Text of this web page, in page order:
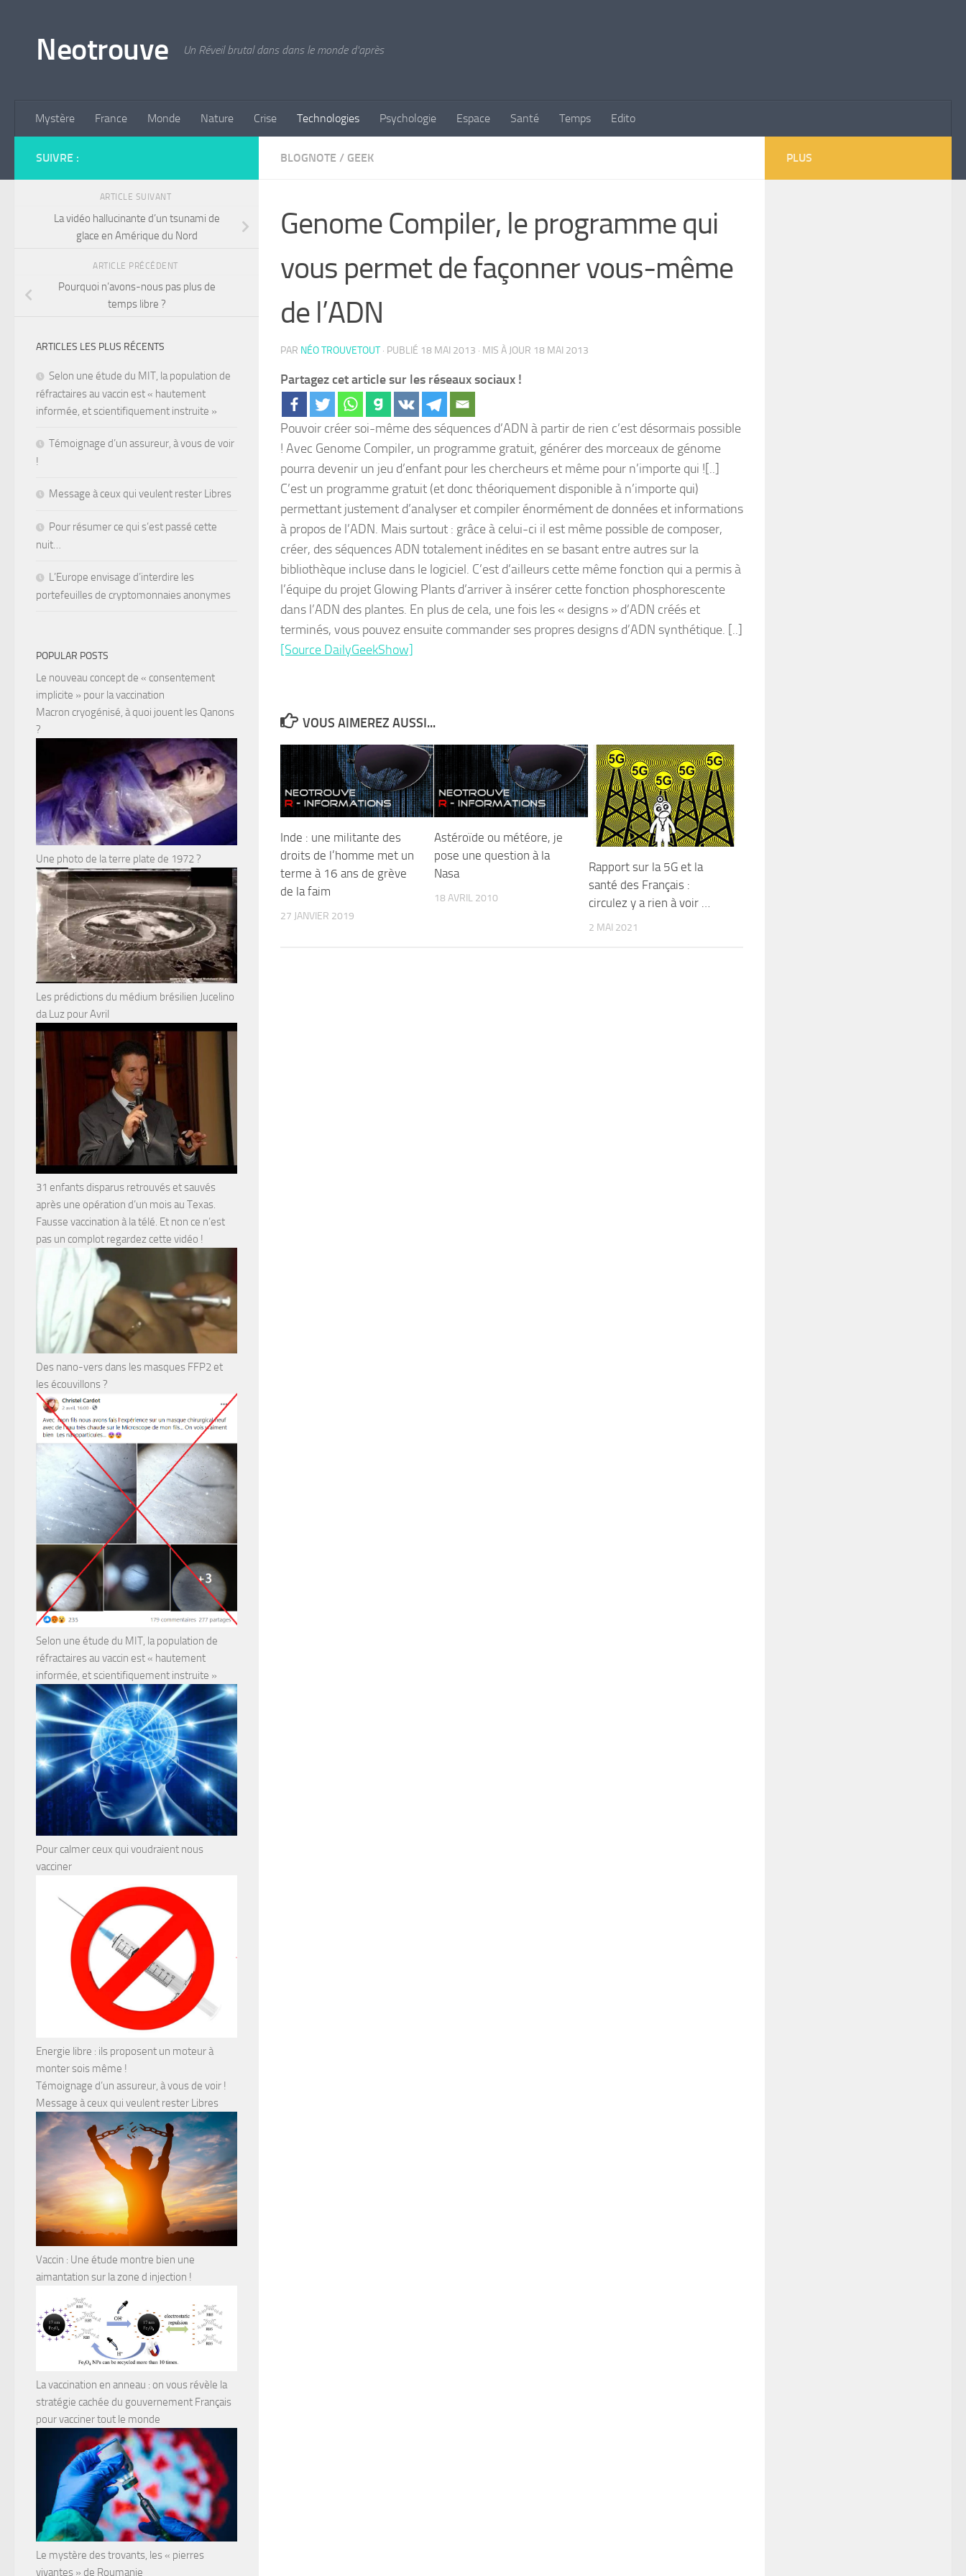
Neotrouve Un Réveil brutal dans dans le monde d'après
Mystère France Monde Nature Crise Technologies Psychologie Espace Santé Temps Edito
BLOGNOTE / GEEK
Genome Compiler, le programme qui
vous permet de façonner vous-même
de l’ADN
PAR NÉO TROUVETOUT · PUBLIÉ 18 MAI 2013 · MIS À JOUR 18 MAI 2013
Partagez cet article sur les réseaux sociaux !
Pouvoir créer soi-même des séquences d’ADN à partir de rien c’est désormais possible
! Avec Genome Compiler, un programme gratuit, générer des morceaux de génome
pourra devenir un jeu d’enfant pour les chercheurs et même pour n’importe qui ![..]
C’est un programme gratuit (et donc théoriquement disponible à n’importe qui)
permettant justement d’analyser et compiler énormément de données et informations
à propos de l’ADN. Mais surtout : grâce à celui-ci il est même possible de composer,
créer, des séquences ADN totalement inédites en se basant entre autres sur la
bibliothèque incluse dans le logiciel. C’est d’ailleurs cette même fonction qui a permis à
l’équipe du projet Glowing Plants d’arriver à insérer cette fonction phosphorescente
dans l’ADN des plantes. En plus de cela, une fois les « designs » d’ADN créés et
terminés, vous pouvez ensuite commander ses propres designs d’ADN synthétique. [..]
[Source DailyGeekShow]
VOUS AIMEREZ AUSSI...
Inde : une militante des
droits de l’homme met un
terme à 16 ans de grève
de la faim
27 JANVIER 2019
Astéroïde ou météore, je
pose une question à la
Nasa
18 AVRIL 2010
Rapport sur la 5G et la
santé des Français :
circulez y a rien à voir …
2 MAI 2021
SUIVRE :
ARTICLE SUIVANT
La vidéo hallucinante d’un tsunami de
glace en Amérique du Nord
ARTICLE PRÉCÉDENT
Pourquoi n’avons-nous pas plus de
temps libre ?
ARTICLES LES PLUS RÉCENTS
Selon une étude du MIT, la population de
réfractaires au vaccin est « hautement
informée, et scientifiquement instruite »
Témoignage d’un assureur, à vous de voir
!
Message à ceux qui veulent rester Libres
Pour résumer ce qui s’est passé cette
nuit…
L’Europe envisage d’interdire les
portefeuilles de cryptomonnaies anonymes
POPULAR POSTS
Le nouveau concept de « consentement
implicite » pour la vaccination
Macron cryogénisé, à quoi jouent les Qanons
?
Une photo de la terre plate de 1972 ?
Les prédictions du médium brésilien Jucelino
da Luz pour Avril
31 enfants disparus retrouvés et sauvés
après une opération d’un mois au Texas.
Fausse vaccination à la télé. Et non ce n’est
pas un complot regardez cette vidéo !
Des nano-vers dans les masques FFP2 et
les écouvillons ?
Selon une étude du MIT, la population de
réfractaires au vaccin est « hautement
informée, et scientifiquement instruite »
Pour calmer ceux qui voudraient nous
vacciner
Energie libre : ils proposent un moteur à
monter sois même !
Témoignage d’un assureur, à vous de voir !
Message à ceux qui veulent rester Libres
Vaccin : Une étude montre bien une
aimantation sur la zone d injection !
La vaccination en anneau : on vous révèle la
stratégie cachée du gouvernement Français
pour vacciner tout le monde
Le mystère des trovants, les « pierres
vivantes » de Roumanie
PLUS